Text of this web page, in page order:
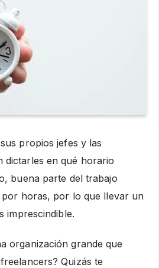
propios jefes y las
dictarles en qué horario
buena parte del trabajo
horas, por lo que llevar un
imprescindible.
organización grande que
Quizás te